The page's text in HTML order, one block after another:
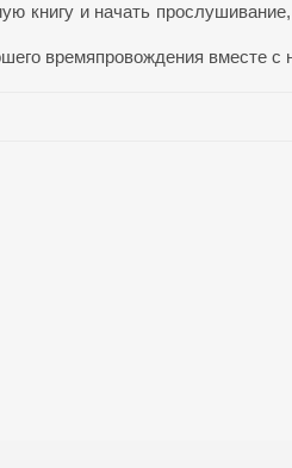
книгу и начать
времяпровождения вместе с